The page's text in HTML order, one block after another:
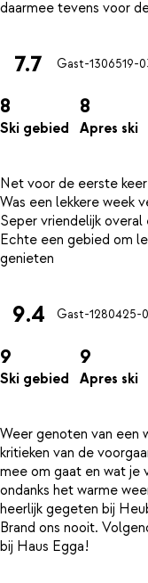
7.7 Gast-1306519-
8
Ski gebied
8
Apres ski
Net voor de eerste
Was een lekkere week
Seper vriendelijk
Echte een gebied om
9.4 Gast-1280425-
9
Ski gebied
9
Apres ski
Weer genoten van een
kritieken van de
mee om gaat en wat je
ondanks het warme
heerlijk gegeten bij
Brand ons nooit.